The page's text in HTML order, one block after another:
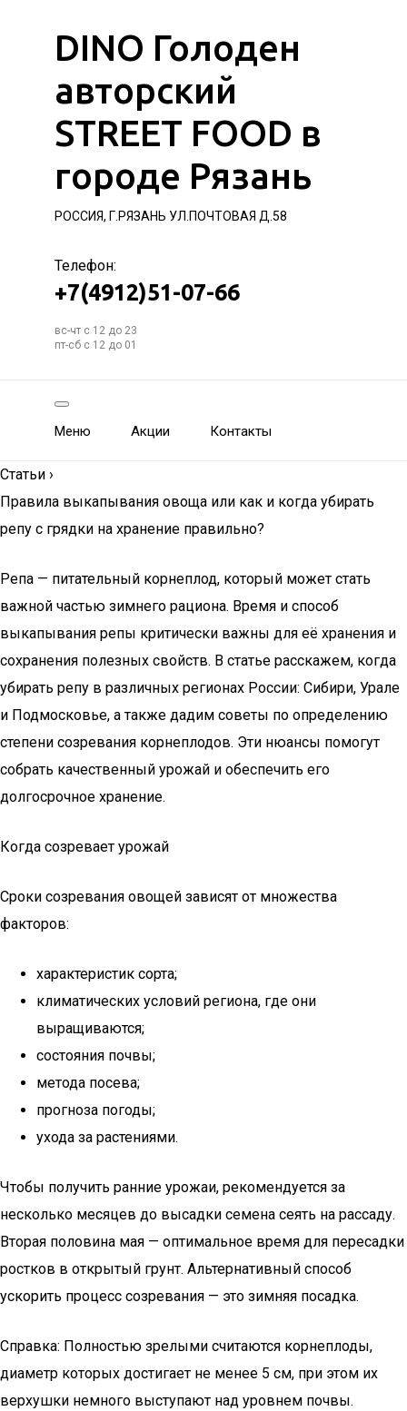
DINO Голоден
авторский
STREET FOOD в
городе Рязань
РОССИЯ, Г.РЯЗАНЬ УЛ.ПОЧТОВАЯ Д.58
Телефон:
+7(4912)51-07-66
вс-чт с 12 до 23
пт-сб с 12 до 01
Меню Акции Контакты
Статьи ›
Правила выкапывания овоща или как и когда убирать
репу с грядки на хранение правильно?
Репа — питательный корнеплод, который может стать
важной частью зимнего рациона. Время и способ
выкапывания репы критически важны для её хранения и
сохранения полезных свойств. В статье расскажем, когда
убирать репу в различных регионах России: Сибири, Урале
и Подмосковье, а также дадим советы по определению
степени созревания корнеплодов. Эти нюансы помогут
собрать качественный урожай и обеспечить его
долгосрочное хранение.
Когда созревает урожай
Сроки созревания овощей зависят от множества
факторов:
характеристик сорта;
климатических условий региона, где они
выращиваются;
состояния почвы;
метода посева;
прогноза погоды;
ухода за растениями.
Чтобы получить ранние урожаи, рекомендуется за
несколько месяцев до высадки семена сеять на рассаду.
Вторая половина мая — оптимальное время для пересадки
ростков в открытый грунт. Альтернативный способ
ускорить процесс созревания — это зимняя посадка.
Справка: Полностью зрелыми считаются корнеплоды,
диаметр которых достигает не менее 5 см, при этом их
верхушки немного выступают над уровнем почвы.